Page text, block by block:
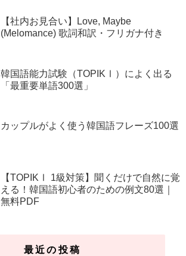
【社内お見合い】Love, Maybe
(Melomance) 歌詞和訳・フリガナ付き
韓国語能力試験（TOPIKⅠ）によく出る
「最重要単語300選」
カップルがよく使う韓国語フレーズ100選
【TOPIKⅠ 1級対策】聞くだけで自然に覚
える！韓国語初心者のための例文80選｜
無料PDF
最近の投稿